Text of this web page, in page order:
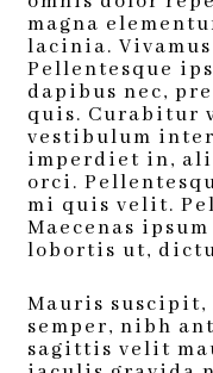
magna
lacinia.
Pellentesque
dapibus nec,
quis. Curabitur
vestibulum
imperdiet in,
orci.
mi quis velit.
Maecenas
lobortis ut,
Mauris
semper, nibh
sagittis velit